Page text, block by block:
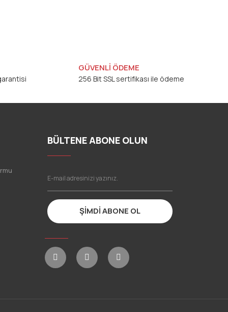
GÜVENLİ ÖDEME
256 Bit SSL sertifikası ile ödeme
BÜLTENE ABONE OLUN
ŞİMDİ ABONE OL